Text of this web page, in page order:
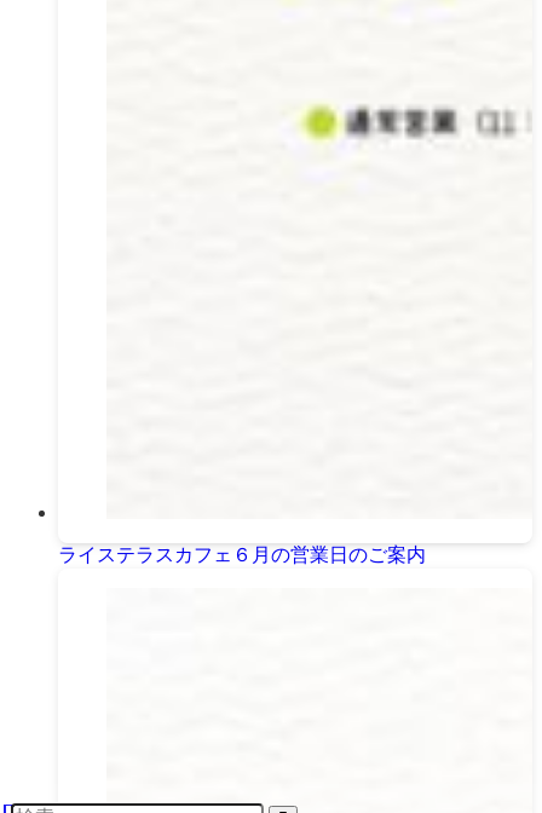
ライステラスカフェ６月の営業日のご案内